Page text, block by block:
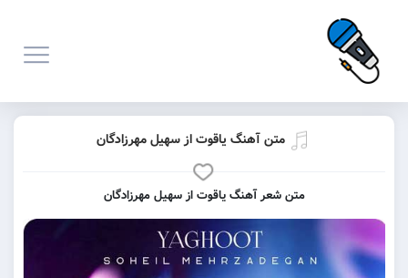
متن آهنگ یاقوت از سهیل مهرزادگان
متن شعر آهنگ یاقوت از سهیل مهرزادگان